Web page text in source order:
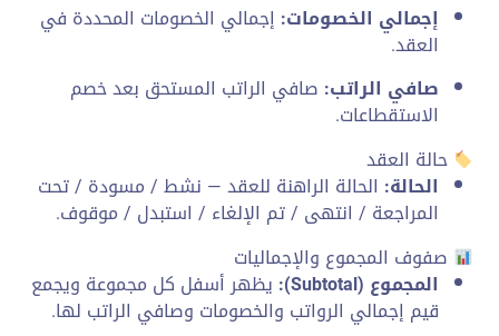
إجمالي الخصومات: إجمالي الخصومات المحددة في
العقد.
صافي الراتب: صافي الراتب المستحق بعد خصم
الاستقطاعات.
حالة العقد
الحالة: الحالة الراهنة للعقد — نشط / مسودة / تحت
المراجعة / انتهى / تم الإلغاء / استبدل / موقوف.
صفوف المجموع والإجماليات
المجموع (Subtotal): يظهر أسفل كل مجموعة ويجمع
قيم إجمالي الرواتب والخصومات وصافي الراتب لها.